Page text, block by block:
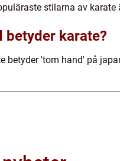
stilarna av karate
betyder karate?
betyder 'tom hand' på